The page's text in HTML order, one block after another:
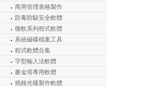
商用管理表格製作
防毒防駭安全軟體
微軟系列程式軟體
系統磁碟檔案工具
程式軟體合集
字型輸入法軟體
麥金塔專用軟體
燒錄光碟製作軟體